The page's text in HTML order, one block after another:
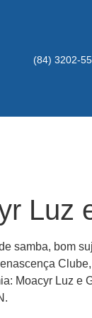
(84) 3202-
Luz
samba, bom
Moacyr Luz